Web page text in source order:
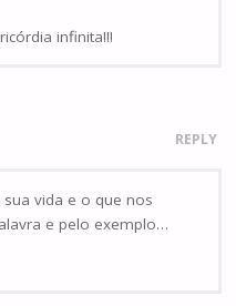
infinita!!!
REPLY
vida e o que nos
e pelo exemplo…